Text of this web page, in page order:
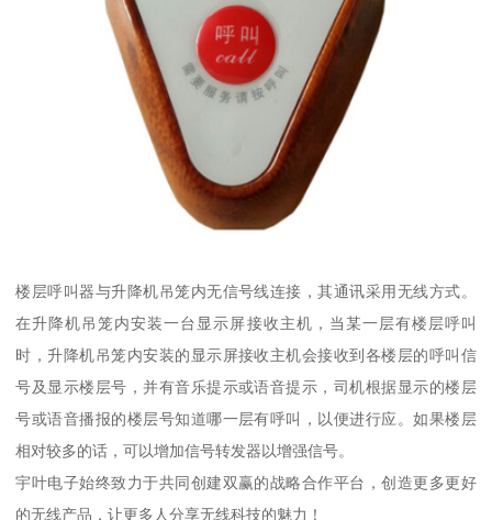
楼层呼叫器与升降机吊笼内无信号线连接，其通讯采用无线方式。
在升降机吊笼内安装一台显示屏接收主机，当某一层有楼层呼叫
时，升降机吊笼内安装的显示屏接收主机会接收到各楼层的呼叫信
号及显示楼层号，并有音乐提示或语音提示，司机根据显示的楼层
号或语音播报的楼层号知道哪一层有呼叫，以便进行应。如果楼层
相对较多的话，可以增加信号转发器以增强信号。
宇叶电子始终致力于共同创建双赢的战略合作平台，创造更多更好
的无线产品，让更多人分享无线科技的魅力！